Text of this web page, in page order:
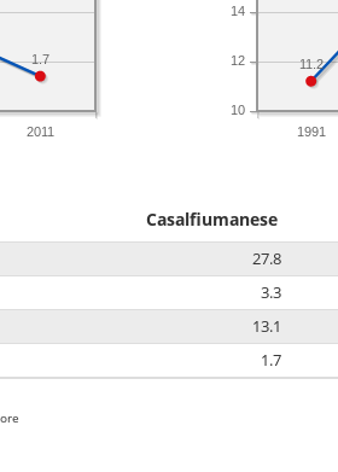
2011
1.7
1991
10
12
14
11.2
Casalfiumanese
27.8
3.3
13.1
1.7